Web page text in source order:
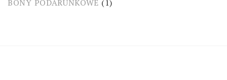
BONY PODARUNKOWE (1)